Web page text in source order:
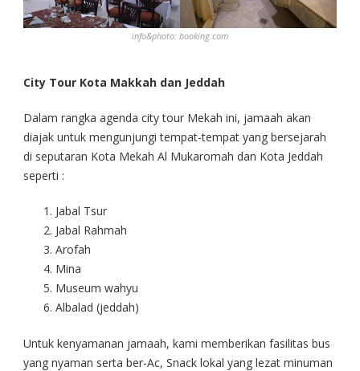
info&photo: booking.com
City Tour Kota Makkah dan Jeddah
Dalam rangka agenda city tour Mekah ini, jamaah akan
diajak untuk mengunjungi tempat-tempat yang bersejarah
di seputaran Kota Mekah Al Mukaromah dan Kota Jeddah
seperti :
Jabal Tsur
Jabal Rahmah
Arofah
Mina
Museum wahyu
Albalad (jeddah)
Untuk kenyamanan jamaah, kami memberikan fasilitas bus
yang nyaman serta ber-Ac, Snack lokal yang lezat minuman